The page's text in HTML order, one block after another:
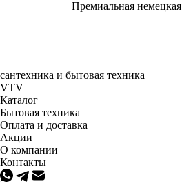
Премиальная немецкая
сантехника и бытовая техника
VTV
Каталог
Бытовая техника
Оплата и доставка
Акции
О компании
Контакты